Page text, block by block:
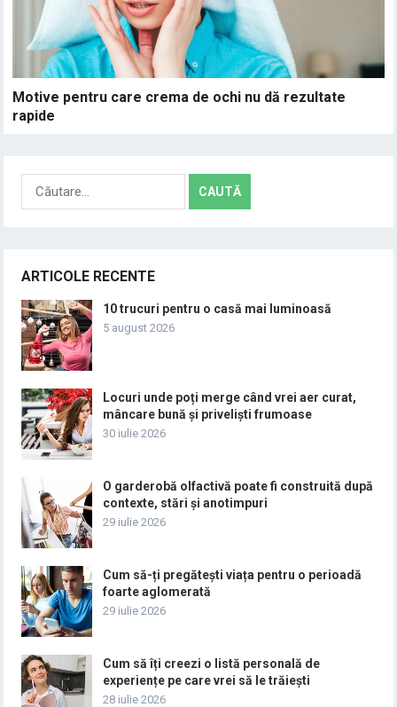
Motive pentru care crema de ochi nu dă rezultate
rapide
după:
ARTICOLE RECENTE
10 trucuri pentru o casă mai luminoasă
5 august 2026
Locuri unde poți merge când vrei aer curat,
mâncare bună și priveliști frumoase
30 iulie 2026
O garderobă olfactivă poate fi construită după
contexte, stări și anotimpuri
29 iulie 2026
Cum să-ți pregătești viața pentru o perioadă
foarte aglomerată
29 iulie 2026
Cum să îți creezi o listă personală de
experiențe pe care vrei să le trăiești
28 iulie 2026